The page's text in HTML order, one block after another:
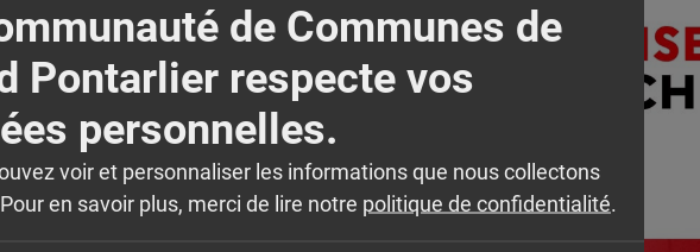
de Communes de
Pontarlier respecte vos
personnelles.
voir et personnaliser les informations que nous collectons
en savoir plus, merci de lire notre politique de confidentialité
Uncategorized
Registre des personnes vulnérables